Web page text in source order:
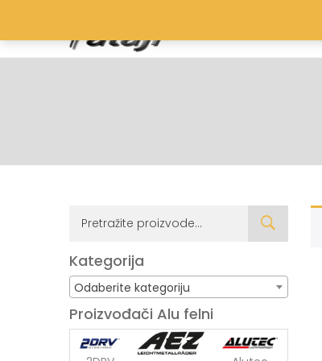
Kategorija
Odaberite kategoriju
Proizvođači Alu felni